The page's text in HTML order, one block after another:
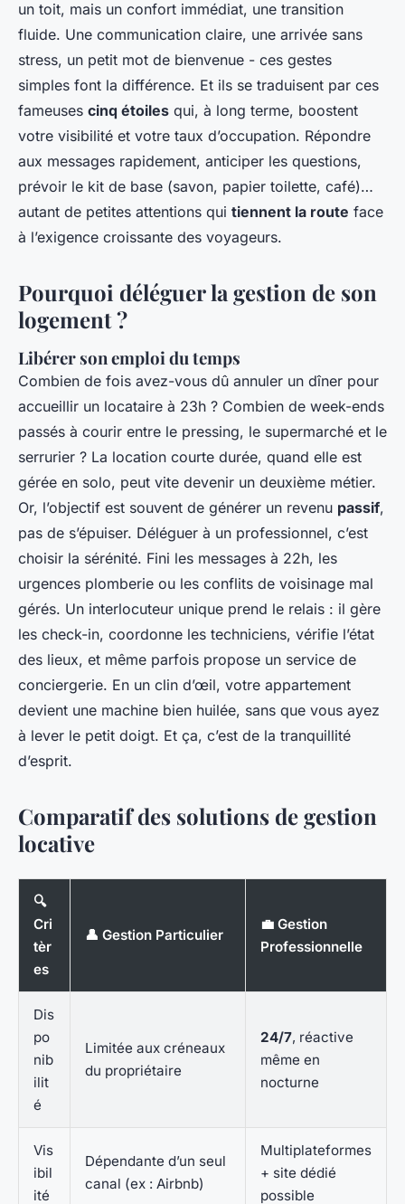
un toit, mais un confort immédiat, une transition
fluide. Une communication claire, une arrivée sans
stress, un petit mot de bienvenue - ces gestes
simples font la différence. Et ils se traduisent par ces
fameuses cinq étoiles qui, à long terme, boostent
votre visibilité et votre taux d’occupation. Répondre
aux messages rapidement, anticiper les questions,
prévoir le kit de base (savon, papier toilette, café)…
autant de petites attentions qui tiennent la route face
à l’exigence croissante des voyageurs.
Pourquoi déléguer la gestion de son
logement ?
Libérer son emploi du temps
Combien de fois avez-vous dû annuler un dîner pour
accueillir un locataire à 23h ? Combien de week-ends
passés à courir entre le pressing, le supermarché et le
serrurier ? La location courte durée, quand elle est
gérée en solo, peut vite devenir un deuxième métier.
Or, l’objectif est souvent de générer un revenu passif,
pas de s’épuiser. Déléguer à un professionnel, c’est
choisir la sérénité. Fini les messages à 22h, les
urgences plomberie ou les conflits de voisinage mal
gérés. Un interlocuteur unique prend le relais : il gère
les check-in, coordonne les techniciens, vérifie l’état
des lieux, et même parfois propose un service de
conciergerie. En un clin d’œil, votre appartement
devient une machine bien huilée, sans que vous ayez
à lever le petit doigt. Et ça, c’est de la tranquillité
d’esprit.
Comparatif des solutions de gestion
locative
🔍
Cri
tèr
es
👤 Gestion Particulier
💼 Gestion
Professionnelle
Dis
po
nib
ilit
é
Limitée aux créneaux
du propriétaire
24/7, réactive
même en
nocturne
Vis
ibil
ité
Dépendante d’un seul
canal (ex : Airbnb)
Multiplateformes
+ site dédié
possible